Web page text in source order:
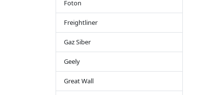
Foton
Freightliner
Gaz Siber
Geely
Great Wall